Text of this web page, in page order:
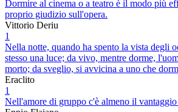
Dormire al cinema o a teatro è il modo più
proprio giudizio sull'opera.
Vittorio Deriu
1
Nella notte, quando ha spento la vista degli
stesso una luce; da vivo, mentre dorme,
morto; da sveglio, si avvicina a uno che
Eraclito
1
Nell'amore di gruppo c'è almeno il